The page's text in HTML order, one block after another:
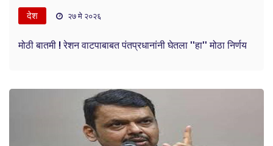
देश २७ मे २०२६
मोठी बातमी ! रेशन वाटपाबाबत पंतप्रधानांनी घेतला ''हा'' मोठा निर्णय